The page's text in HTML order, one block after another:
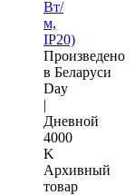
Вт/
м,
IP20)
Произведено
в Беларуси
Day
|
Дневной
4000
K
Архивный
товар